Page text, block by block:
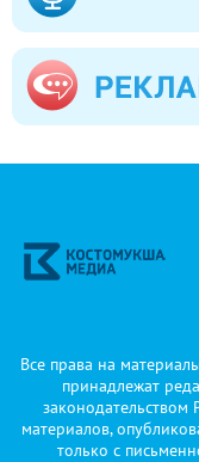
Все права на
принадлежат
материалов,
только с